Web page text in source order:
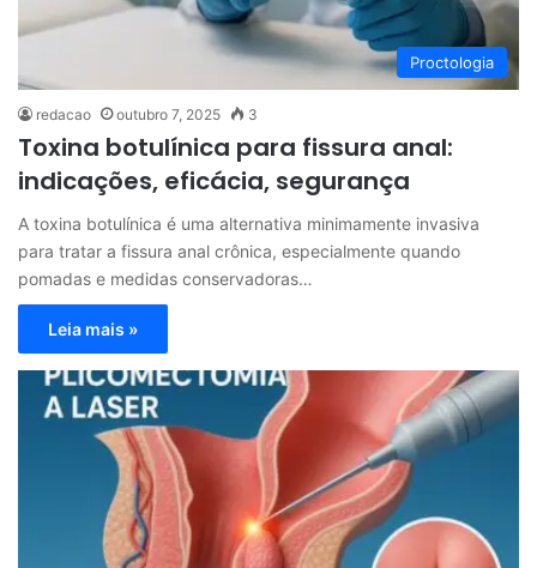
Proctologia
redacao outubro 7, 2025 3
Toxina botulínica para fissura anal:
indicações, eficácia, segurança
A toxina botulínica é uma alternativa minimamente invasiva
para tratar a fissura anal crônica, especialmente quando
pomadas e medidas conservadoras…
Leia mais »